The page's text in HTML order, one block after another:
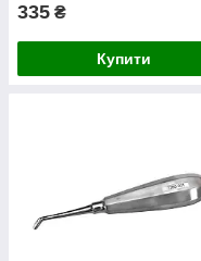
335 ₴
Купити